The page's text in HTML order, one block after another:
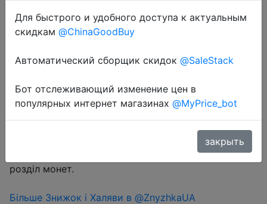
Coins
Перейти в магазин
Знижка монетками 159 Coins у додатку через
розділ монет.
Більше Знижок і Халяви в @ZnyzhkaUA
Для быстрого и удобного доступа к актуальным
скидкам @ChinaGoodBuy
Автоматический сборщик скидок @SaleStack
Бот отслеживающий изменение цен в
популярных интернет магазинах @MyPrice_bot
закрыть